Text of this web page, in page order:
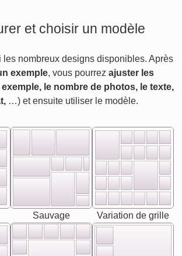
et choisir un modèle
nombreux designs disponibles. Après
exemple, vous pourrez ajuster les
le nombre de photos, le texte,
…) et ensuite utiliser le modèle.
Sauvage Variation de grille